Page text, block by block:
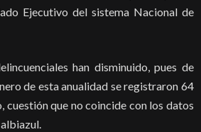
Ejecutivo del sistema Nacional de
han disminuido, pues de
de esta anualidad se registraron 64
cuestión que no coincide con los datos